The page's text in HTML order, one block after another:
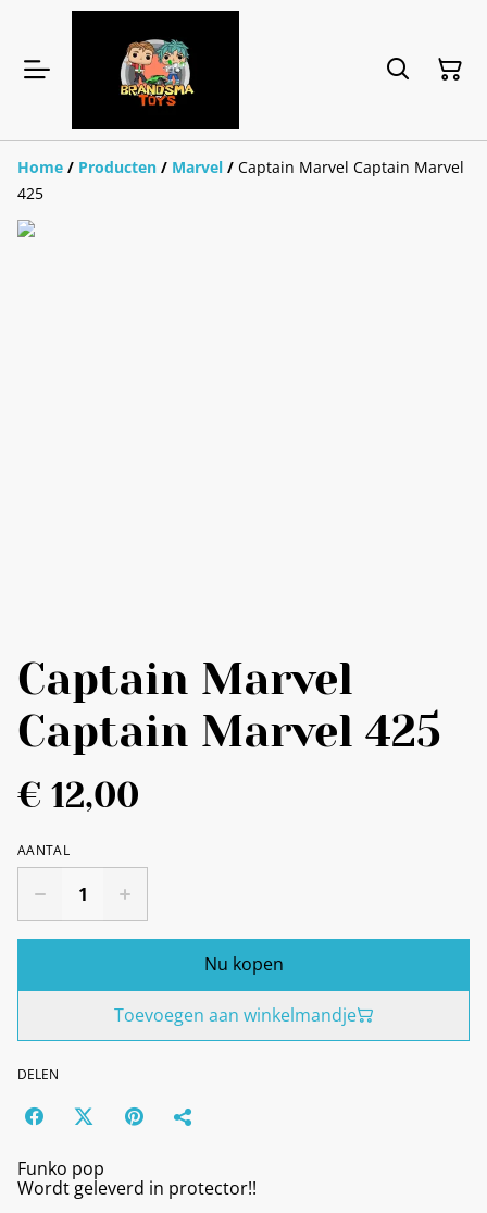
Home / Producten / Marvel / Captain Marvel Captain Marvel
425
Captain Marvel
Captain Marvel 425
€ 12,00
AANTAL
Nu kopen
Toevoegen aan winkelmandje
DELEN
Funko pop
Wordt geleverd in protector!!